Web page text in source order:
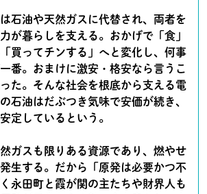
石油や天然ガスに代替され、両者を
が暮らしを支える。おかげで「食」
買ってチンする」へと変化し、何事
番。おまけに激安・格安なら言うこ
た。そんな社会を根底から支える電
石油はだぶつき気味で安価が続き、
定しているという。
ガスも限りある資源であり、燃やせ
生する。だから「原発は必要かつ不
永田町と霞が関の主たちや財界人も